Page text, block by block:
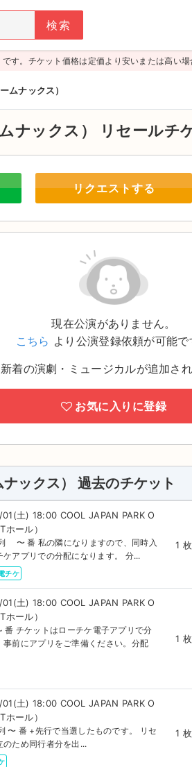
す。チケット価格は定価より安いまたは高い場
ムナックス）
ナックス） リセールチ
リクエストする
現在公演がありません。
こちら より公演登録依頼が可能で
着の演劇・ミュージカルが追加さ
お気に入りに登録
ックス） 過去のチケット
土) 18:00 COOL JAPAN PARK O
ホール）
〜 番 私の隣になりますので、同時入
ケアプリでの分配になります。 分...
チケ
1 枚
土) 18:00 COOL JAPAN PARK O
ホール）
番 チケットはローチケ電子アプリで分
事前にアプリをご準備ください。分配
1 枚
土) 18:00 COOL JAPAN PARK O
ホール）
〜 番 +先行で当選したものです。 リセ
のため同行者分を出...
1 枚